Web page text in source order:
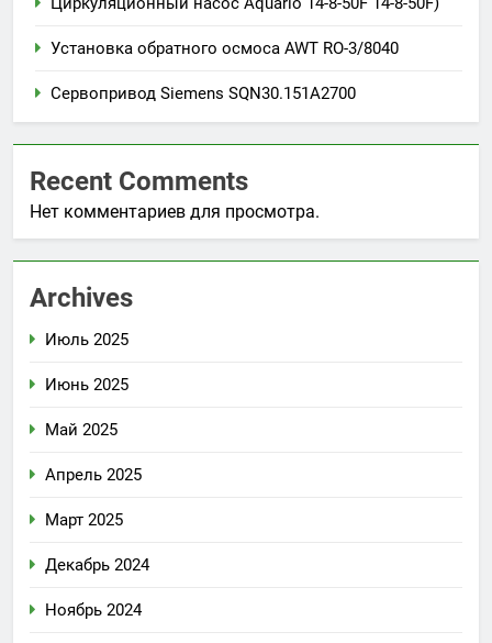
Установка обратного осмоса AWT RO-3/8040
Сервопривод Siemens SQN30.151A2700
Recent Comments
Нет комментариев для просмотра.
Archives
Июль 2025
Июнь 2025
Май 2025
Апрель 2025
Март 2025
Декабрь 2024
Ноябрь 2024